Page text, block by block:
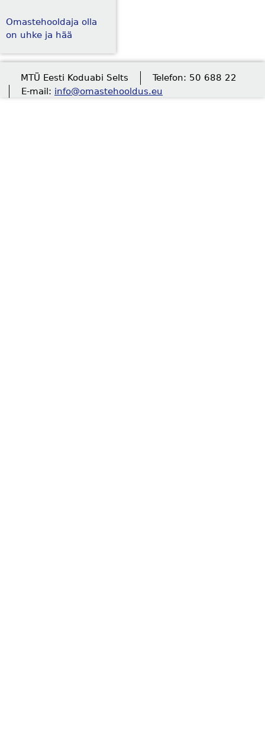
Omastehooldaja olla
on uhke ja hää
MTÜ Eesti Koduabi Selts
Telefon: 50 688 22
E-mail: info@omastehooldus.eu